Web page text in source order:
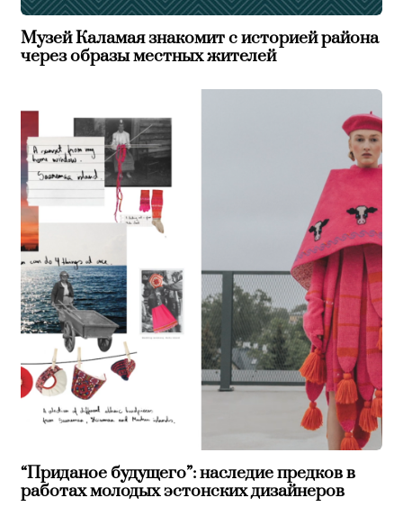
Музей Каламая знакомит с историей района
через образы местных жителей
“Приданое будущего”: наследие предков в
работах молодых эстонских дизайнеров